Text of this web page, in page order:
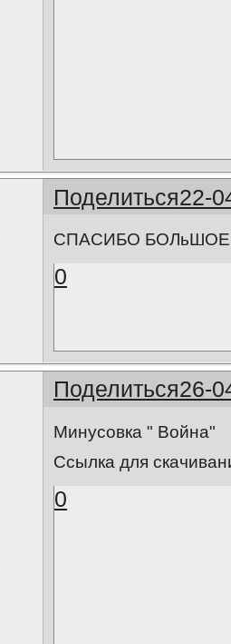
Поделиться22-
СПАСИБО
0
Поделиться26-
Минусовка " Война"
Ссылка для
0